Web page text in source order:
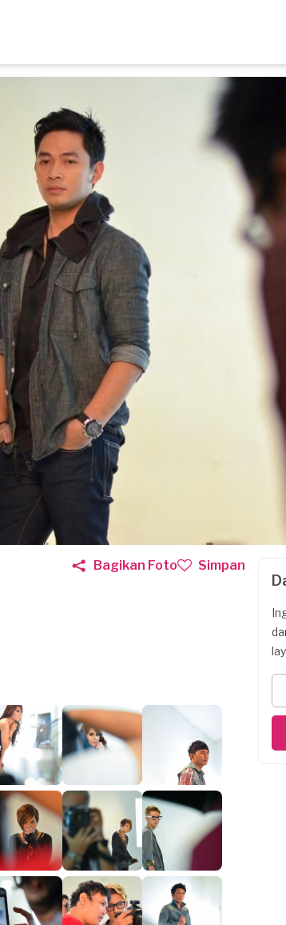
Bagikan Foto Simpan